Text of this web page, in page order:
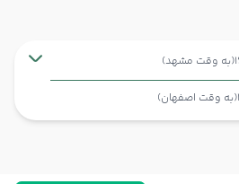
(به وقت مشهد)
(به وقت اصفهان)